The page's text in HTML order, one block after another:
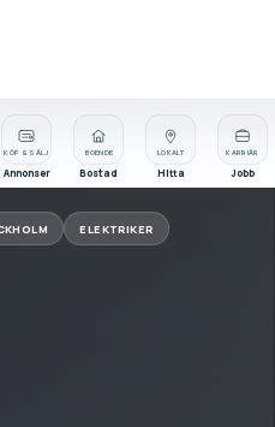
KÖP & SÄLJ
Annonser
BOENDE
Bostad
LOKALT
Hitta
KARRIÄR
Jobb
ELEKTRIKER